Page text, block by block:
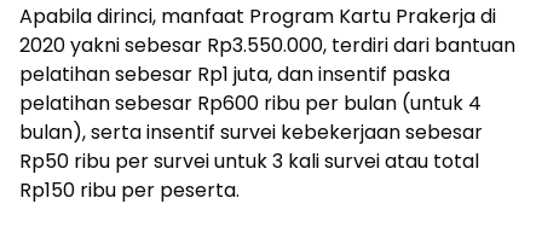
Apabila dirinci, manfaat Program Kartu Prakerja di
2020 yakni sebesar Rp3.550.000, terdiri dari bantuan
pelatihan sebesar Rp1 juta, dan insentif paska
pelatihan sebesar Rp600 ribu per bulan (untuk 4
bulan), serta insentif survei kebekerjaan sebesar
Rp50 ribu per survei untuk 3 kali survei atau total
Rp150 ribu per peserta.